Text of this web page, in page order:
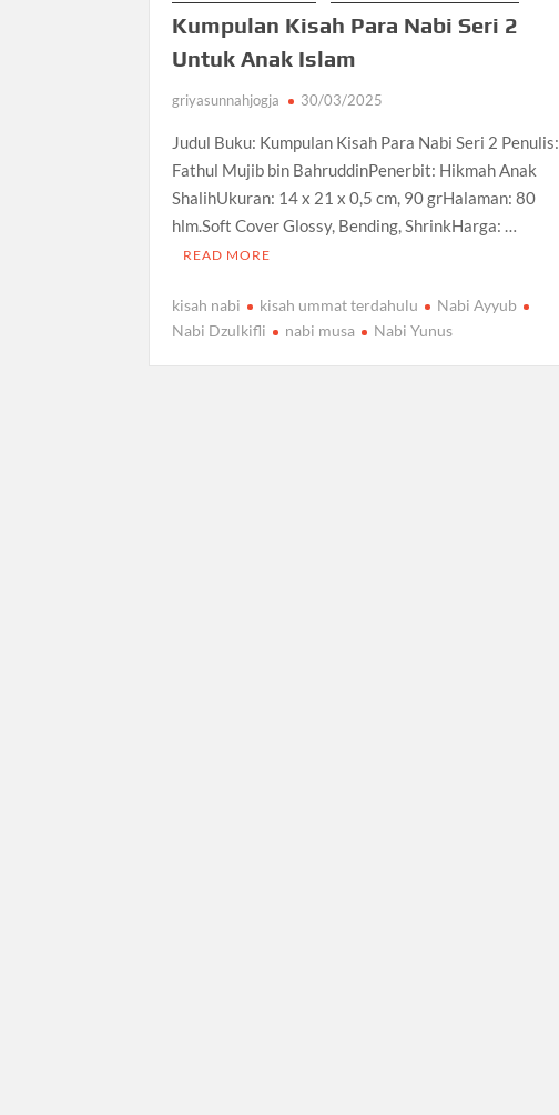
Kumpulan Kisah Para Nabi Seri 2
Untuk Anak Islam
griyasunnahjogja 30/03/2025
Judul Buku: Kumpulan Kisah Para Nabi Seri 2 Penulis:
Fathul Mujib bin BahruddinPenerbit: Hikmah Anak
ShalihUkuran: 14 x 21 x 0,5 cm, 90 grHalaman: 80
hlm.Soft Cover Glossy, Bending, ShrinkHarga: …
READ MORE
kisah nabi kisah ummat terdahulu
Nabi Ayyub
Nabi Dzulkifli
nabi musa Nabi Yunus